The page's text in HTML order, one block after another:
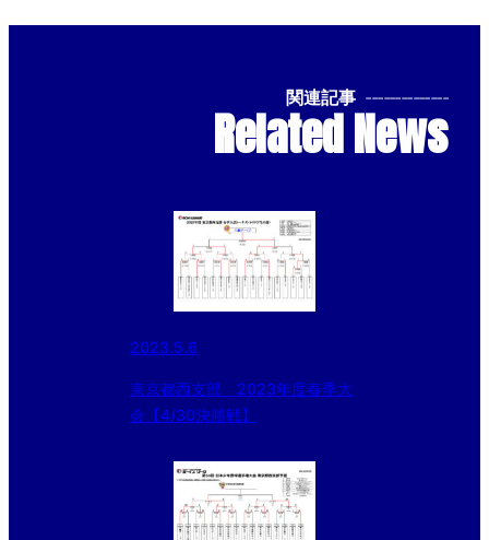
関連記事 --------------
Related News
2023.5.6
東京都西支部 2023年度春季大
会【4/30決勝戦】